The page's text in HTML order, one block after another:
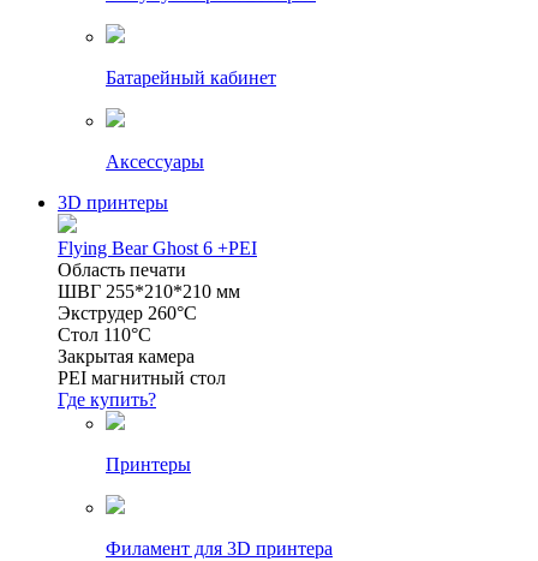
Батарейный кабинет
Аксессуары
3D принтеры
Flying Bear Ghost 6 +PEI
Область печати
ШВГ 255*210*210 мм
Экструдер 260°C
Стол 110°C
Закрытая камера
PEI магнитный стол
Где купить?
Принтеры
Филамент для 3D принтера